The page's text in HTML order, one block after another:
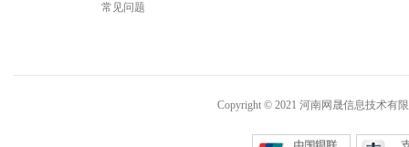
常见问题
Copyright © 2021 河南网晟信息技术有